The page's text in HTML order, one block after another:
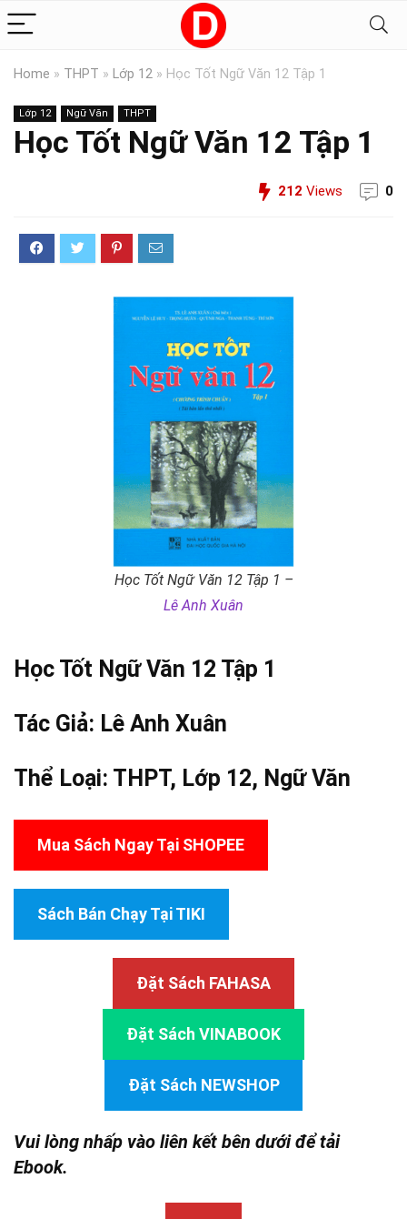
Home » THPT » Lớp 12 » Học Tốt Ngữ Văn 12 Tập 1
Lớp 12 Ngữ Văn THPT
Học Tốt Ngữ Văn 12 Tập 1
212 Views 0
Học Tốt Ngữ Văn 12 Tập 1 –
Lê Anh Xuân
Học Tốt Ngữ Văn 12 Tập 1
Tác Giả: Lê Anh Xuân
Thể Loại: THPT, Lớp 12, Ngữ Văn
Mua Sách Ngay Tại SHOPEE
Sách Bán Chạy Tại TIKI
Đặt Sách FAHASA
Đặt Sách VINABOOK
Đặt Sách NEWSHOP
Vui lòng nhấp vào liên kết bên dưới để tải
Ebook.